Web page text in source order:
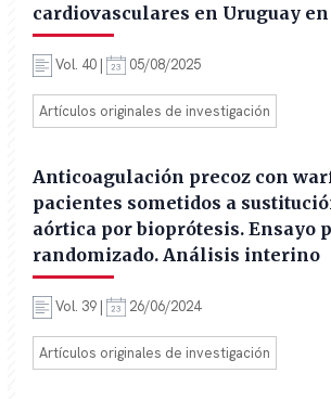
cardiovasculares en Uruguay
Vol. 40 | 05/08/2025
Artículos originales de investigación
Anticoagulación precoz con
pacientes sometidos a
aórtica por bioprótesis. Ensayo
randomizado. Análisis interino
Vol. 39 | 26/06/2024
Artículos originales de investigación